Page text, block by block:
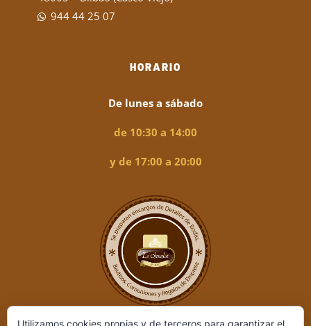
944 44 25 07
HORARIO
De lunes a sábado
de 10:30 a 14:00
y de 17:00 a 20:00
Utilizamos cookies propias y de terceros para garantizar el